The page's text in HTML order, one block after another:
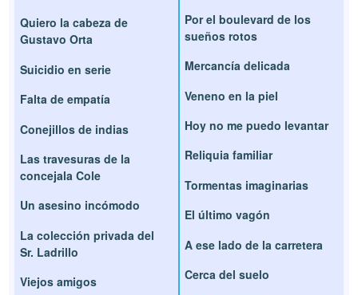
Quiero la cabeza de
Gustavo Orta
Suicidio en serie
Falta de empatía
Conejillos de indias
Las travesuras de la
concejala Cole
Un asesino incómodo
La colección privada del
Sr. Ladrillo
Viejos amigos
Por el boulevard de los
sueños rotos
Mercancía delicada
Veneno en la piel
Hoy no me puedo levantar
Reliquia familiar
Tormentas imaginarias
El último vagón
A ese lado de la carretera
Cerca del suelo